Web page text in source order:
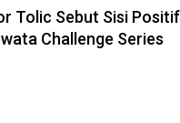
Tolic Sebut Sisi
Challenge Series